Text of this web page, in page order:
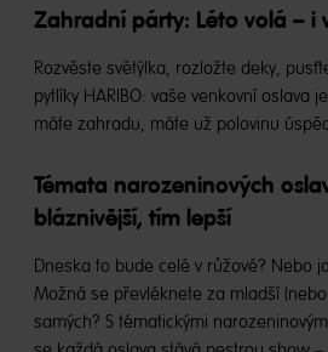
Zahradní párty: Léto volá – i
Rozvěste světýlka, rozložte deky,
pytlíky HARIBO: vaše venkovní oslava
máte zahradu, máte už polovinu
Témata narozeninových
bláznivější, tím lepší
Dneska to bude celé v růžové? Nebo
Možná se převléknete za mladší
samých? S tématickými